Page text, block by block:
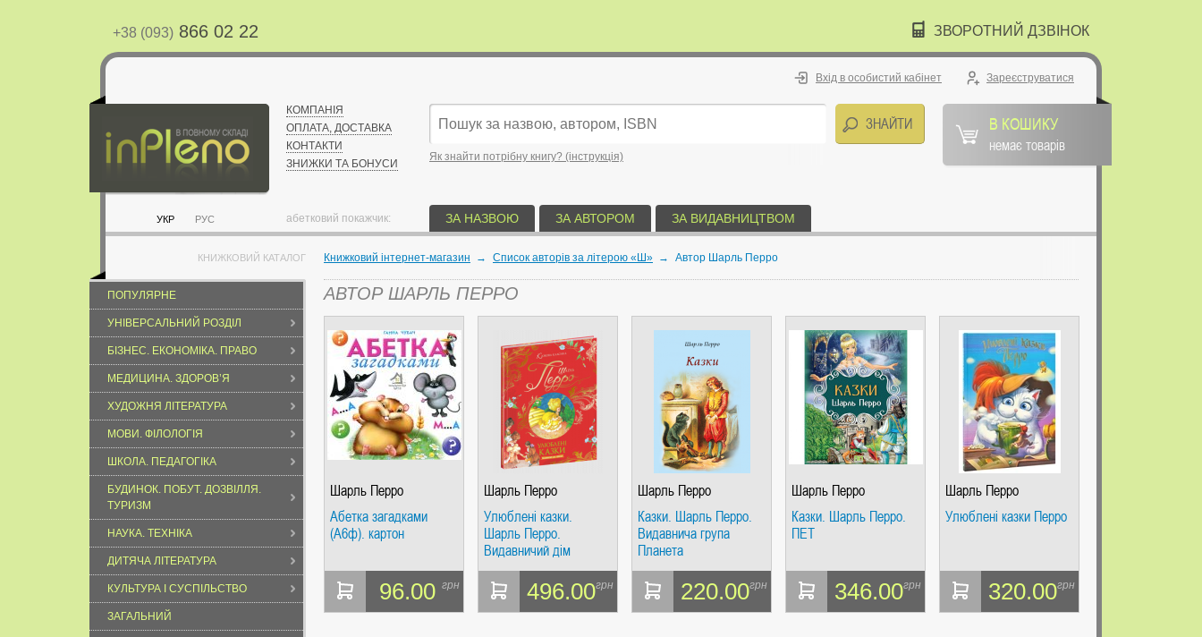
+38 (093) 866 02 22 ЗВОРОТНИЙ ДЗВІНОК
УКР РУС
КОМПАНІЯ
ОПЛАТА, ДОСТАВКА
КОНТАКТИ
ЗНИЖКИ ТА БОНУСИ
Вхід в особистий кабінет Зареєструватися
Як знайти потрібну книгу? (інструкція)
В КОШИКУ
немає товарів
абетковий покажчик: ЗА НАЗВОЮ ЗА АВТОРОМ ЗА ВИДАВНИЦТВОМ
КНИЖКОВИЙ КАТАЛОГ
ПОПУЛЯРНЕ
УНІВЕРСАЛЬНИЙ РОЗДІЛ
БІЗНЕС. ЕКОНОМІКА. ПРАВО
МЕДИЦИНА. ЗДОРОВ’Я
ХУДОЖНЯ ЛІТЕРАТУРА
МОВИ. ФІЛОЛОГІЯ
ШКОЛА. ПЕДАГОГІКА
БУДИНОК. ПОБУТ. ДОЗВІЛЛЯ.
ТУРИЗМ
НАУКА. ТЕХНІКА
ДИТЯЧА ЛІТЕРАТУРА
КУЛЬТУРА І СУСПІЛЬСТВО
ЗАГАЛЬНИЙ
Книжковий інтернет-магазин → Список авторів за літерою «Ш» → Автор Шарль Перро
АВТОР ШАРЛЬ ПЕРРО
Шарль Перро
Абетка загадками
(А6ф). картон
96.00 грн
Шарль Перро
Улюблені казки.
Шарль Перро.
Видавничий дім
«Школа»
496.00грн
Шарль Перро
Казки. Шарль Перро.
Видавнича група
Планета
220.00грн
Шарль Перро
Казки. Шарль Перро.
ПЕТ
346.00грн
Шарль Перро
Улюблені казки Перро
320.00грн